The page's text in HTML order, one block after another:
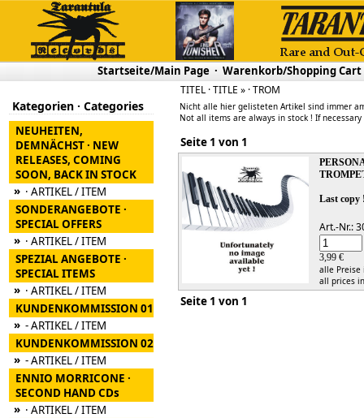
Startseite/Main Page · Warenkorb/Shopping Cart
Kategorien · Categories
NEUHEITEN,
DEMNÄCHST · NEW
RELEASES, COMING
SOON, BACK IN STOCK
» · ARTIKEL / ITEM
SONDERANGEBOTE ·
SPECIAL OFFERS
» · ARTIKEL / ITEM
SPEZIAL ANGEBOTE ·
SPECIAL ITEMS
» · ARTIKEL / ITEM
KUNDENKOMMISSION 01
» - ARTIKEL / ITEM
KUNDENKOMMISSION 02
» - ARTIKEL / ITEM
ENNIO MORRICONE ·
SECOND HAND CDs
» · ARTIKEL / ITEM
TITEL · TITLE » · TROM
Nicht alle hier gelisteten Artikel sind immer
Not all items are always in stock ! If
Seite 1 von 1
Last copy
Art.-Nr.:
3,99 €
alle
all prices
Seite 1 von 1